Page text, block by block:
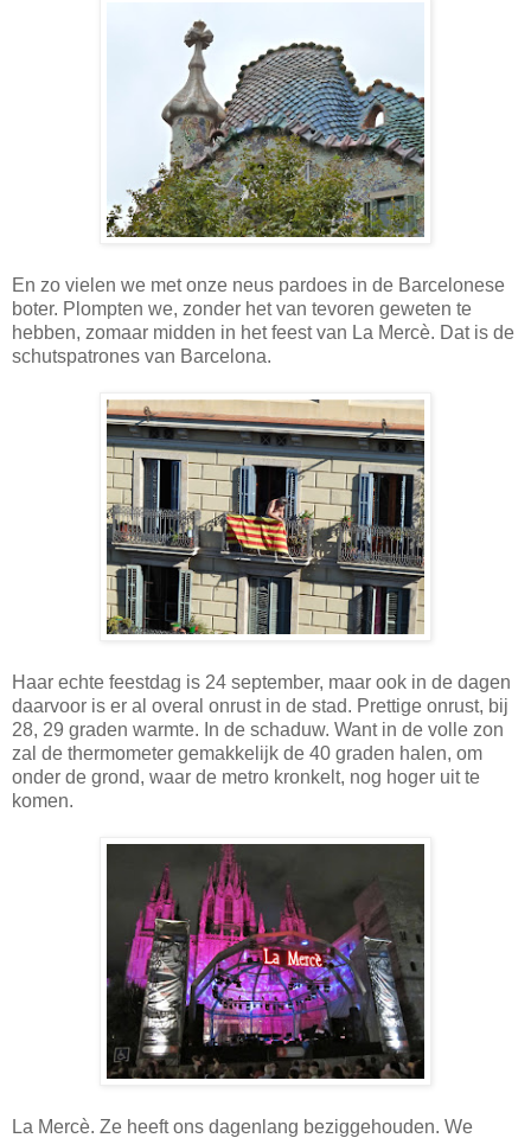
En zo vielen we met onze neus pardoes in de Barcelonese
boter. Plompten we, zonder het van tevoren geweten te
hebben, zomaar midden in het feest van La Mercè. Dat is de
schutspatrones van Barcelona.
Haar echte feestdag is 24 september, maar ook in de dagen
daarvoor is er al overal onrust in de stad. Prettige onrust, bij
28, 29 graden warmte. In de schaduw. Want in de volle zon
zal de thermometer gemakkelijk de 40 graden halen, om
onder de grond, waar de metro kronkelt, nog hoger uit te
komen.
La Mercè. Ze heeft ons dagenlang beziggehouden. We